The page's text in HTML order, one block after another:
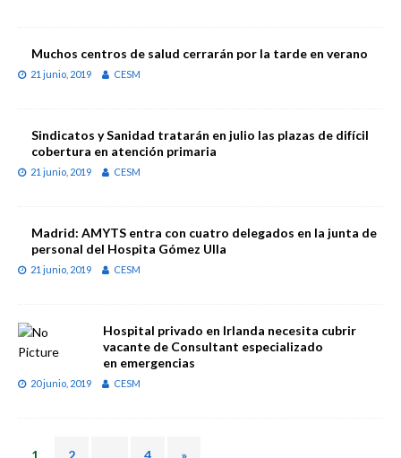
Muchos centros de salud cerrarán por la tarde en verano
21 junio, 2019 CESM
Sindicatos y Sanidad tratarán en julio las plazas de difícil
cobertura en atención primaria
21 junio, 2019 CESM
Madrid: AMYTS entra con cuatro delegados en la junta de
personal del Hospita Gómez Ulla
21 junio, 2019 CESM
Hospital privado en Irlanda necesita cubrir
vacante de Consultant especializado
en emergencias
20 junio, 2019 CESM
1 2 4 »